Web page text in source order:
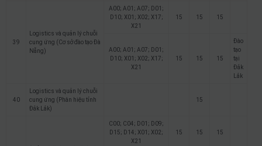
39
Logistics và quản lý chuỗi
cung ứng (Cơ sở đào tạo Đà
Nẵng)
A00; A01; A07; D01;
D10; X01; X02; X17;
X21
15 15 15
A00; A01; A07; D01;
D10; X01; X02; X17;
X21
15 15 15
Đào
tạo
tại
Đắk
Lắk
40
Logistics và quản lý chuỗi
cung ứng (Phân hiệu tỉnh
Đắk Lắk)
15
C00; C04; D01; D09;
D15; D14; X01; X02;
X21
15 15 15